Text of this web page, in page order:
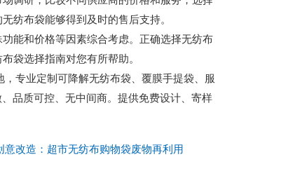
纺布袋能够得到及时的售后支持。
能和价格等因素综合考虑。正确选择无纺布
袋选择指南对您有所帮助。
专业定制可降解无纺布袋、覆膜手提袋、服
品质可控、无中间商。提供免费设计、寄样
意改造：超市无纺布购物袋废物再利用